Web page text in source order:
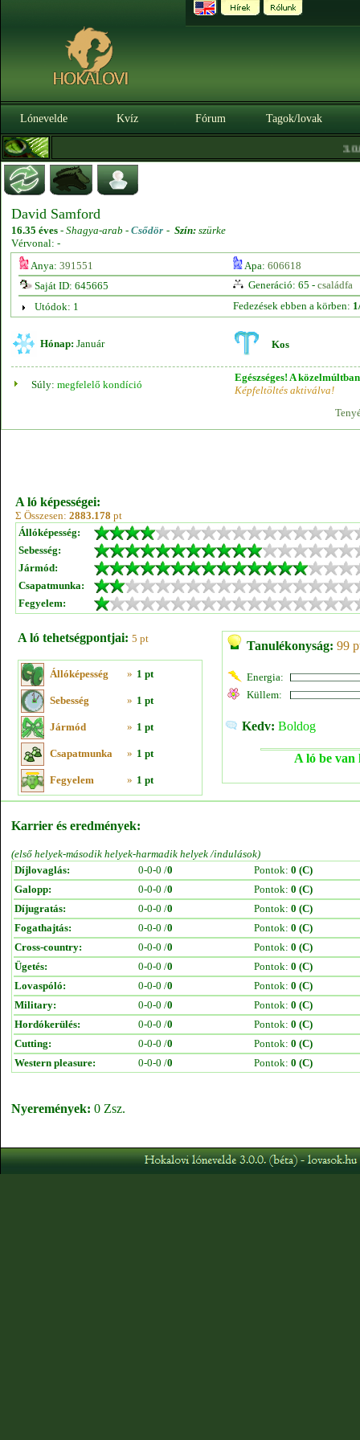
Lónevelde Kvíz Fórum Tagok/lovak
David Samford
16.35 éves - Shagya-arab - Csődör - Szín: szürke
Vérvonal: -
Anya: 391551 Apa: 606618
Saját ID: 645665
Generáció: 65 - családfa
Utódok: 1
Fedezések ebben a körben:
Hónap: Január Kos
Súly: megfelelő kondíció
Egészséges! A
Képfeltöltés aktiválva!
A ló képességei:
Σ Összesen: 2883.178 pt
Állóképesség:
Sebesség:
Jármód:
Csapatmunka:
Fegyelem:
A ló tehetségpontjai: 5 pt
Állóképesség » 1 pt
Sebesség » 1 pt
Jármód » 1 pt
Csapatmunka » 1 pt
Fegyelem » 1 pt
Tanulékonyság: 99
Energia:
Küllem:
Kedv: Boldog
A ló be van
Karrier és eredmények:
(első helyek-második helyek-harmadik helyek /indulások)
Díjlovaglás:
0-0-0 /0 Pontok: 0 (C)
Galopp:
0-0-0 /0 Pontok: 0 (C)
Díjugratás:
0-0-0 /0 Pontok: 0 (C)
Fogathajtás:
0-0-0 /0 Pontok: 0 (C)
Cross-country:
0-0-0 /0 Pontok: 0 (C)
Ügetés:
0-0-0 /0 Pontok: 0 (C)
Lovaspóló:
0-0-0 /0 Pontok: 0 (C)
Military:
0-0-0 /0 Pontok: 0 (C)
Hordókerülés:
0-0-0 /0 Pontok: 0 (C)
Cutting:
0-0-0 /0 Pontok: 0 (C)
Western pleasure:
0-0-0 /0 Pontok: 0 (C)
Nyeremények: 0 Zsz.